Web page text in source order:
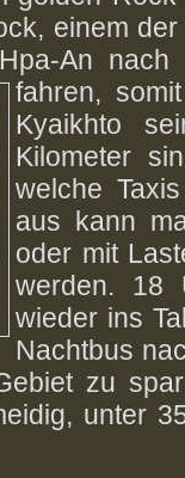
einem
An nach
fahren,
Kyaikhto
Kilometer
welche
aus kann
oder mit
werden. 18
wieder ins
Nachtbus
zu
unter